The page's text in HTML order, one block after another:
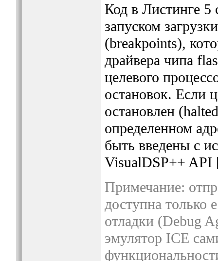
Код в Листинге 5
запуском
(breakpoints),
драйвера чипа
целевого
остановок. Если
остановлен
определенном
быть введены с
VisualDSP++ API
Примечание:
доступна только
отладки (Debug
эмулятор ICE